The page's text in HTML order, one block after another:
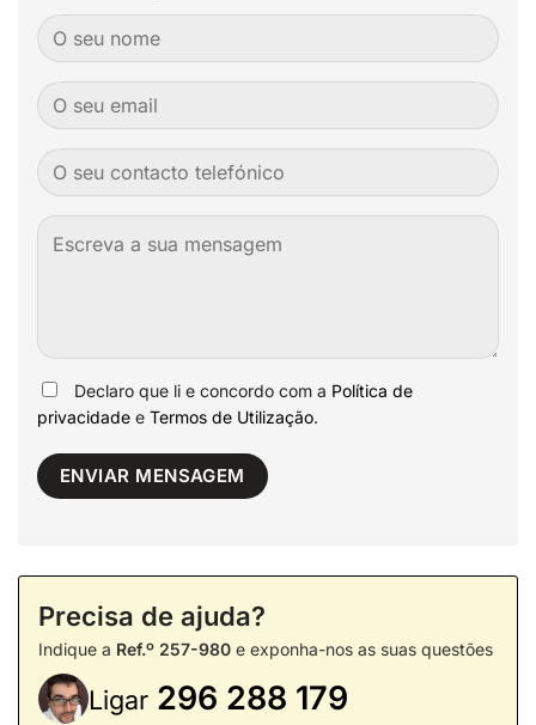
Declaro que li e concordo com a Política de
privacidade e Termos de Utilização.
Precisa de ajuda?
Indique a Ref.º 257-980 e exponha-nos as suas questões
Ligar 296 288 179